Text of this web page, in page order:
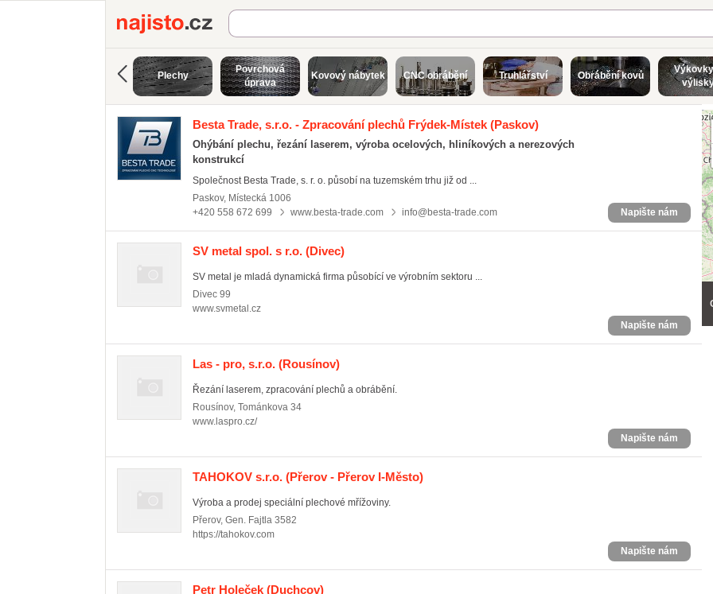
Najisto.cz
Plechy
Povrchová
úprava
Kovový nábytek CNC obrábění Truhlářství Obrábění kovů
Besta Trade, s.r.o. - Zpracování plechů Frýdek-Místek (Paskov)
Ohýbání plechu, řezání laserem, výroba ocelových, hliníkových a nerezových
konstrukcí
Společnost Besta Trade, s. r. o. působí na tuzemském trhu již od ...
Paskov, Místecká 1006
+420 558 672 699
www.besta-trade.com info@besta-trade.com Napište nám
SV metal spol. s r.o. (Divec)
SV metal je mladá dynamická firma působící ve výrobním sektoru ...
Divec 99
www.svmetal.cz
Napište nám
Las - pro, s.r.o. (Rousínov)
Řezání laserem, zpracování plechů a obrábění.
Rousínov, Tománkova 34
www.laspro.cz/
Napište nám
TAHOKOV s.r.o. (Přerov - Přerov I-Město)
Výroba a prodej speciální plechové mřížoviny.
Přerov, Gen. Fajtla 3582
https://tahokov.com
Napište nám
Petr Holeček (Duchcov)